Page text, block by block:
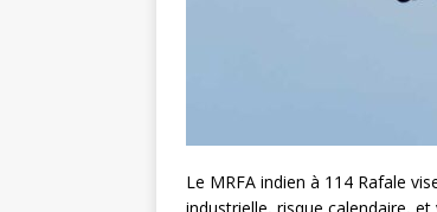
Le MRFA indien à 114 Rafale